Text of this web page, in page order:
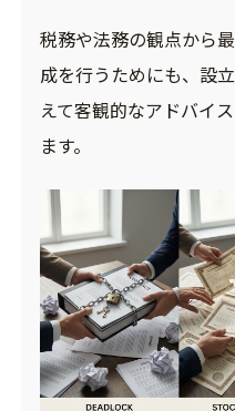
税務や法務の観点から
成を行うためにも、設
えて客観的なアドバイ
ます。